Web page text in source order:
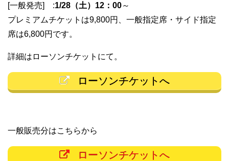
[一般発売] :1/28（土）12：00～
プレミアムチケットは9,800円、一般指定席・サイド指定
席は6,800円です。
詳細はローソンチケットにて。
ローソンチケットへ
一般販売分はこちらから
ローソンチケットへ